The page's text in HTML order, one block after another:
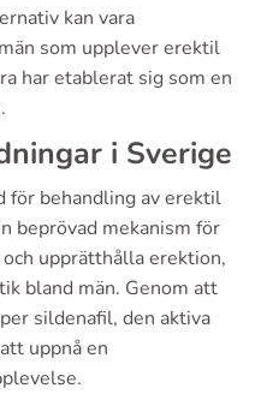
kan vara
som upplever erektil
har etablerat sig som en
i Sverige
för behandling av erektil
beprövad mekanism för
upprätthålla erektion,
bland män. Genom att
sildenafil, den aktiva
uppnå en